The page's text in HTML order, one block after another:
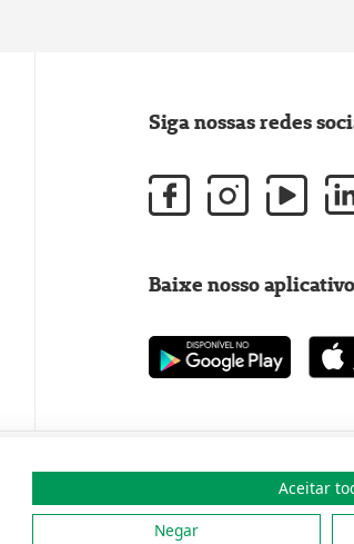
Siga nossas redes
Baixe nosso aplicativo
Copyright 2001 - 2026
Aceitar
Negar